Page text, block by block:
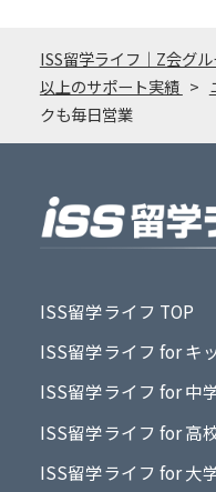
ISS留学ライフ｜Z会グ
以上のサポート実績
クも毎日営業
ISS留学ライフ TOP
ISS留学ライフ for キ
ISS留学ライフ for 中
ISS留学ライフ for 高
ISS留学ライフ for 大